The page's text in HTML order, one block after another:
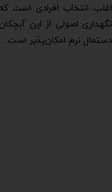
اغلب انتخاب افرادی است
نگهداری اصولی از این
دستمال نرم امکان‌پذیر است.